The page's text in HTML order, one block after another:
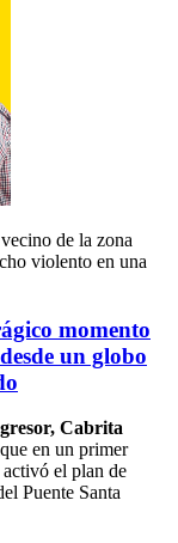
de la zona
violento en una
momento
un globo
Cabrita
en un primer
el plan de
Puente Santa